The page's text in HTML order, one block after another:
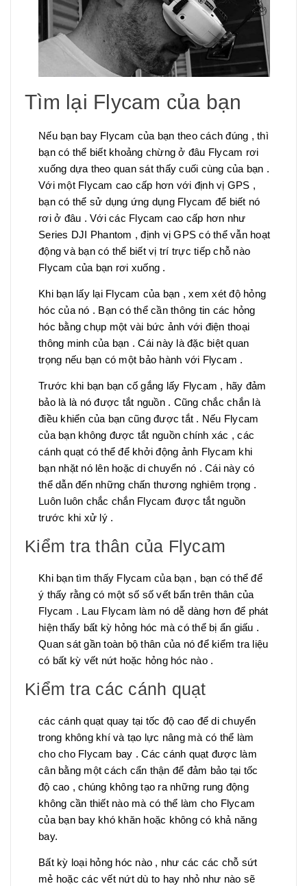
Tìm lại Flycam của bạn
Nếu bạn bay Flycam của bạn theo cách đúng , thì
bạn có thể biết khoảng chừng ở đâu Flycam rơi
xuống dựa theo quan sát thấy cuối cùng của bạn .
Với một Flycam cao cấp hơn với định vị GPS ,
bạn có thể sử dụng ứng dụng Flycam để biết nó
rơi ở đâu . Với các Flycam cao cấp hơn như
Series DJI Phantom , định vị GPS có thể vẫn hoạt
động và bạn có thể biết vị trí trực tiếp chỗ nào
Flycam của bạn rơi xuống .
Khi bạn lấy lại Flycam của bạn , xem xét độ hỏng
hóc của nó . Bạn có thể cần thông tin các hỏng
hóc bằng chụp một vài bức ảnh với điện thoại
thông minh của bạn . Cái này là đặc biệt quan
trọng nếu bạn có một bảo hành với Flycam .
Trước khi bạn bạn cố gắng lấy Flycam , hãy đảm
bảo là là nó được tắt nguồn . Cũng chắc chắn là
điều khiển của bạn cũng được tắt . Nếu Flycam
của bạn không được tắt nguồn chính xác , các
cánh quạt có thể để khởi động ảnh Flycam khi
bạn nhặt nó lên hoặc di chuyển nó . Cái này có
thể dẫn đến những chấn thương nghiêm trọng .
Luôn luôn chắc chắn Flycam được tắt nguồn
trước khi xử lý .
Kiểm tra thân của Flycam
Khi bạn tìm thấy Flycam của bạn , bạn có thể để
ý thấy rằng có một số số vết bẩn trên thân của
Flycam . Lau Flycam làm nó dễ dàng hơn để phát
hiện thấy bất kỳ hỏng hóc mà có thể bị ẩn giấu .
Quan sát gần toàn bộ thân của nó để kiểm tra liệu
có bất kỳ vết nứt hoặc hỏng hóc nào .
Kiểm tra các cánh quạt
các cánh quạt quay tại tốc độ cao để di chuyển
trong không khí và tạo lực nâng mà có thể làm
cho cho Flycam bay . Các cánh quạt được làm
cân bằng một cách cẩn thận để đảm bảo tại tốc
độ cao , chúng không tạo ra những rung động
không cần thiết nào mà có thể làm cho Flycam
của bạn bay khó khăn hoặc không có khả năng
bay.
Bất kỳ loại hỏng hóc nào , như các các chỗ sứt
mẻ hoặc các vết nứt dù to hay nhỏ như nào sẽ